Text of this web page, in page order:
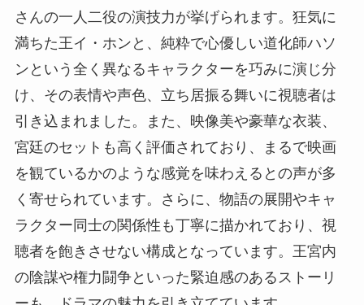
さんの一人二役の演技力が挙げられます。狂気に
満ちた王イ・ホンと、純粋で心優しい道化師ハソ
ンという全く異なるキャラクターを巧みに演じ分
け、その表情や声色、立ち居振る舞いに視聴者は
引き込まれました。また、映像美や豪華な衣装、
宮廷のセットも高く評価されており、まるで映画
を観ているかのような感覚を味わえるとの声が多
く寄せられています。さらに、物語の展開やキャ
ラクター同士の関係性も丁寧に描かれており、視
聴者を飽きさせない構成となっています。王宮内
の陰謀や権力闘争といった緊迫感のあるストーリ